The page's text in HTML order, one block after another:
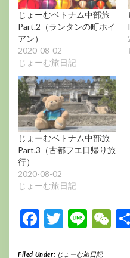
じょーむベトナム中部旅
Part.2（ランタンの町ホイ
アン）
2020-08-02
じょーむ旅日記
じょーむベトナム中部旅
Part.3（古都フエ日帰り旅
行）
2020-08-02
じょーむ旅日記
Facebook
Twitter
Line
Filed Under: じょーむ旅日記